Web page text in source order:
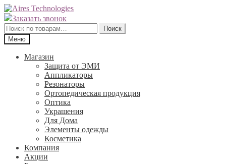
Перейти
к
навигации
Перейти
к
содержимому
Заказать звонок
Искать:
Поиск
Меню
Магазин
Защита от ЭМИ
Аппликаторы
Резонаторы
Ортопедическая продукция
Оптика
Украшения
Для Дома
Элементы одежды
Косметика
Компания
Акции